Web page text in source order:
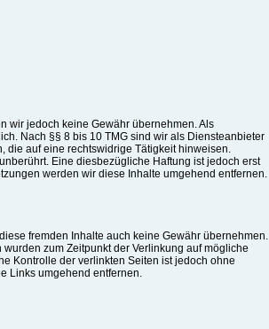
wir jedoch keine Gewähr übernehmen. Als
Nach §§ 8 bis 10 TMG sind wir als Diensteanbieter
die auf eine rechtswidrige Tätigkeit hinweisen.
Eine diesbezügliche Haftung ist jedoch erst
werden wir diese Inhalte umgehend entfernen.
fremden Inhalte auch keine Gewähr übernehmen.
zum Zeitpunkt der Verlinkung auf mögliche
Kontrolle der verlinkten Seiten ist jedoch ohne
Links umgehend entfernen.